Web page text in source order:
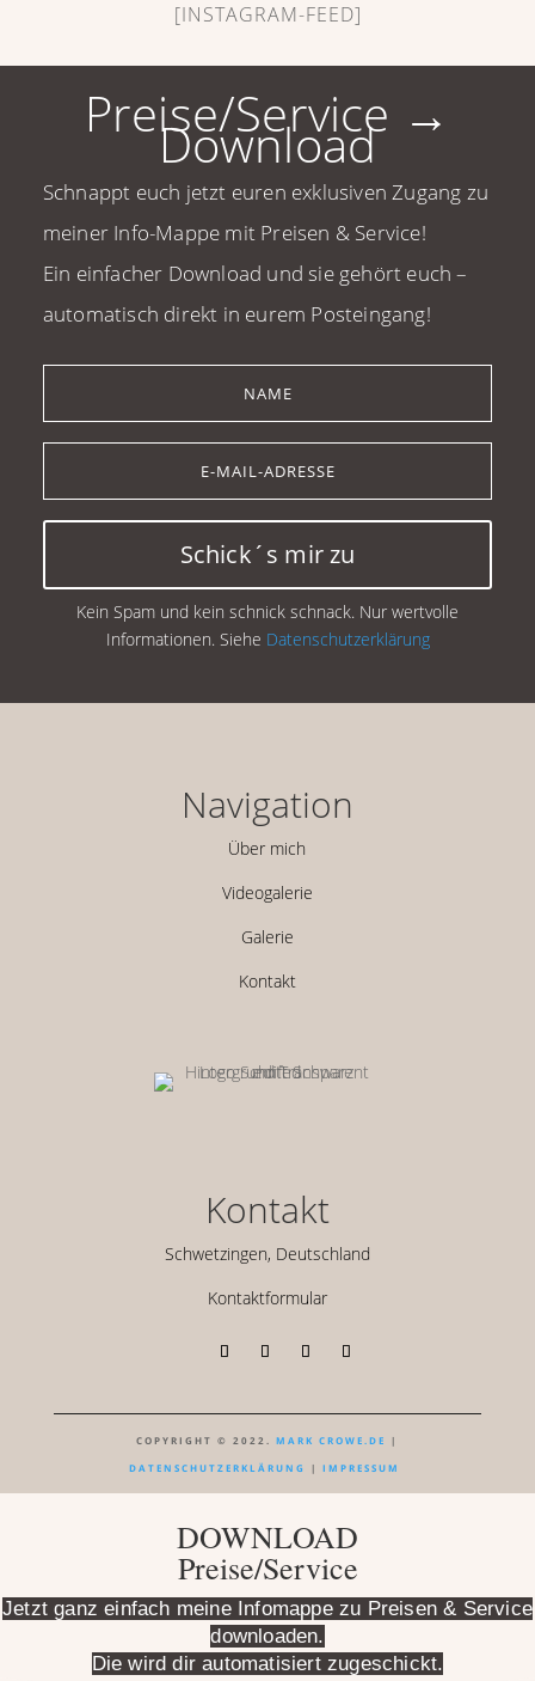
[INSTAGRAM-FEED]
Preise/Service →
Download
Schnappt euch jetzt euren exklusiven Zugang zu
meiner Info-Mappe mit Preisen & Service!
Ein einfacher Download und sie gehört euch –
automatisch direkt in eurem Posteingang!
Schick´s mir zu
Kein Spam und kein schnick schnack. Nur wertvolle
Informationen. Siehe Datenschutzerklärung
Navigation
Über mich
Videogalerie
Galerie
Kontakt
Kontakt
Schwetzingen, Deutschland
Kontaktformular
COPYRIGHT © 2022.MARK CROWE.DE |
DATENSCHUTZERKLÄRUNG |IMPRESSUM
DOWNLOAD
Preise/Service
Jetzt ganz einfach meine Infomappe zu Preisen & Service
downloaden.
Die wird dir automatisiert zugeschickt.